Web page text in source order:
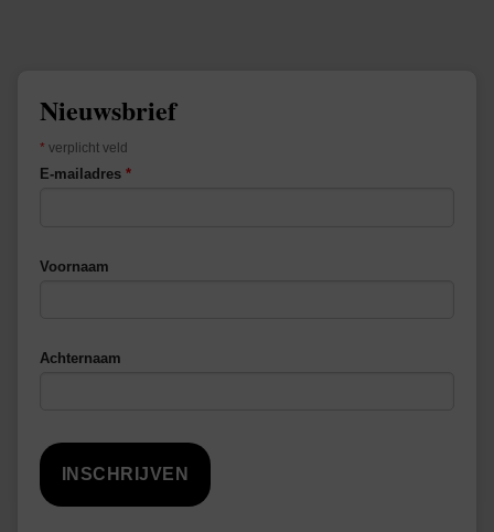
Nieuwsbrief
* verplicht veld
E-mailadres *
Voornaam
Achternaam